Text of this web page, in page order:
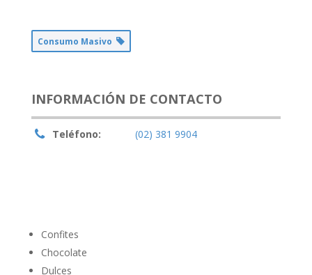
Consumo Masivo
INFORMACIÓN DE CONTACTO
Teléfono: (02) 381 9904
Confites
Chocolate
Dulces